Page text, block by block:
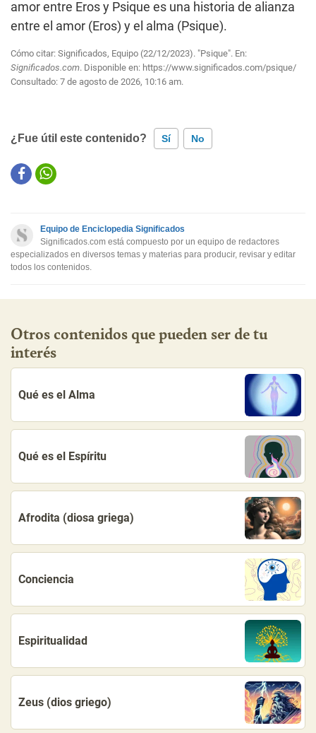
amor entre Eros y Psique es una historia de alianza
entre el amor (Eros) y el alma (Psique).
Cómo citar: Significados, Equipo (22/12/2023). "Psique". En:
Significados.com. Disponible en: https://www.significados.com/psique/
Consultado: 7 de agosto de 2026, 10:16 am.
¿Fue útil este contenido? Sí No
Este contenido contiene información incorrecta
Otro
Equipo de Enciclopedia Significados
Significados.com está compuesto por un equipo de redactores
especializados en diversos temas y materias para producir, revisar y editar
todos los contenidos.
Otros contenidos que pueden ser de tu
interés
Qué es el Alma
Qué es el Espíritu
Afrodita (diosa griega)
Conciencia
Espiritualidad
Zeus (dios griego)